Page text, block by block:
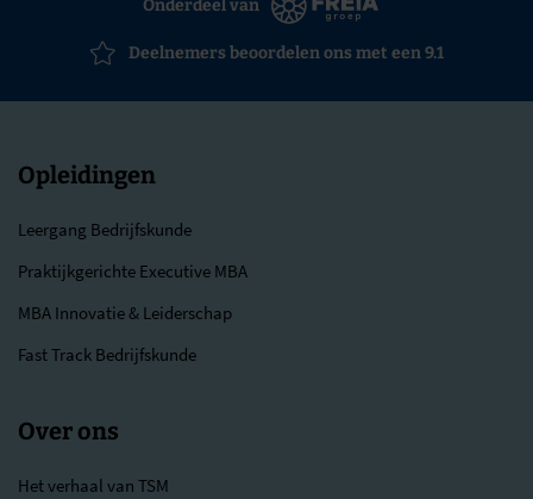
Onderdeel van
Deelnemers beoordelen ons met een 9.1
Opleidingen
Leergang Bedrijfskunde
Praktijkgerichte Executive MBA
MBA Innovatie & Leiderschap
Fast Track Bedrijfskunde
Over ons
Het verhaal van TSM